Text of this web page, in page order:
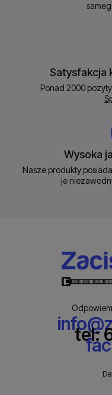
Satysfakcja
Ponad 2000
Wysoka
Nasze produkty
je
tel: